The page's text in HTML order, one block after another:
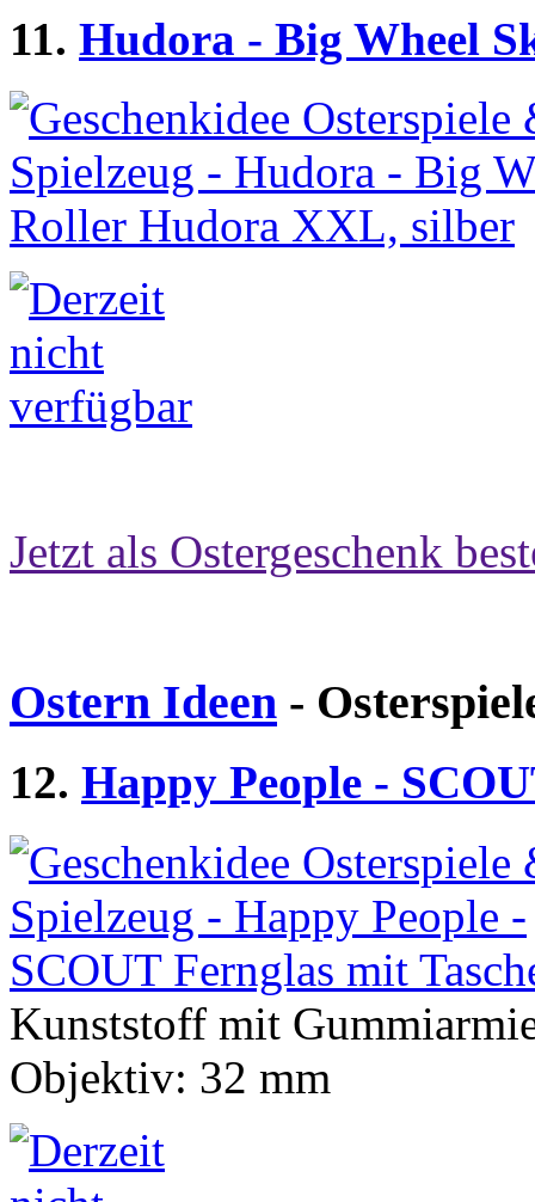
11. Hudora - Big Wheel
Jetzt als Ostergeschenk
Ostern Ideen -
12. Happy People -
Kunststoff mit
Objektiv: 32 mm